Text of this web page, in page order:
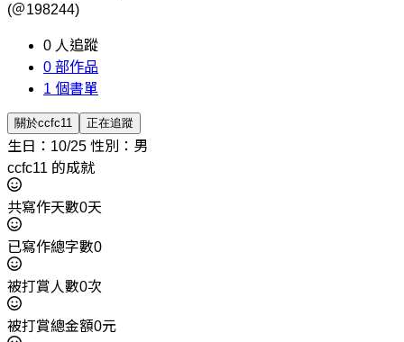
(＠198244)
0 人追蹤
0 部作品
1 個書單
關於ccfc11 正在追蹤
生日：10/25 性別：男
ccfc11 的成就
共寫作天數0天
已寫作總字數0
被打賞人數0次
被打賞總金額0元